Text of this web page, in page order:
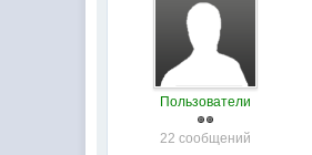
Пользователи
22 сообщений